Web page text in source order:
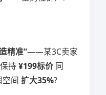
精准”​​——某3C卖家
持​¥199标价​ ​ 同
空间​扩大35%​​?